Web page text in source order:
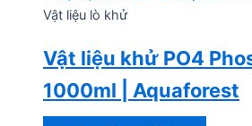
Vật liệu lò khử
Vật liệu khử PO4
1000ml | Aquaforest